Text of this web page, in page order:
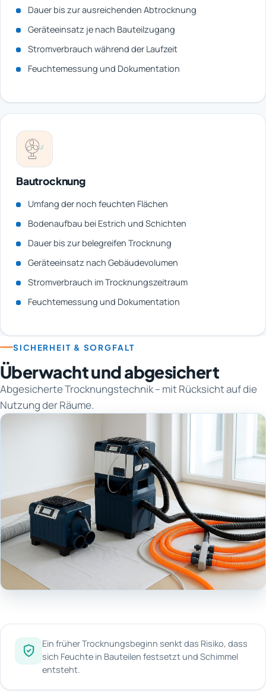
Dauer bis zur ausreichenden Abtrocknung
Geräteeinsatz je nach Bauteilzugang
Stromverbrauch während der Laufzeit
Feuchtemessung und Dokumentation
Bautrocknung
Umfang der noch feuchten Flächen
Bodenaufbau bei Estrich und Schichten
Dauer bis zur belegreifen Trocknung
Geräteeinsatz nach Gebäudevolumen
Stromverbrauch im Trocknungszeitraum
Feuchtemessung und Dokumentation
SICHERHEIT & SORGFALT
Überwacht und abgesichert
Abgesicherte Trocknungstechnik – mit Rücksicht auf die
Nutzung der Räume.
Ein früher Trocknungsbeginn senkt das Risiko, dass
sich Feuchte in Bauteilen festsetzt und Schimmel
entsteht.